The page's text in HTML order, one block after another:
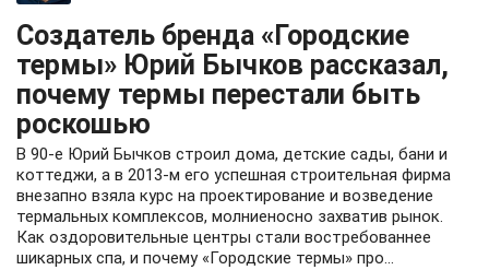
Создатель бренда «Городские
термы» Юрий Бычков рассказал,
почему термы перестали быть
роскошью
В 90-е Юрий Бычков строил дома, детские сады, бани и
коттеджи, а в 2013-м его успешная строительная фирма
внезапно взяла курс на проектирование и возведение
термальных комплексов, молниеносно захватив рынок.
Как оздоровительные центры стали востребованнее
шикарных спа, и почему «Городские термы» про...